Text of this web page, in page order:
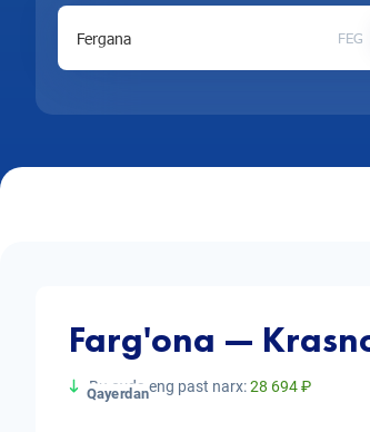
FEG
Farg'ona —
Bu oyda eng past narx:28 694 ₽
Qayerdan